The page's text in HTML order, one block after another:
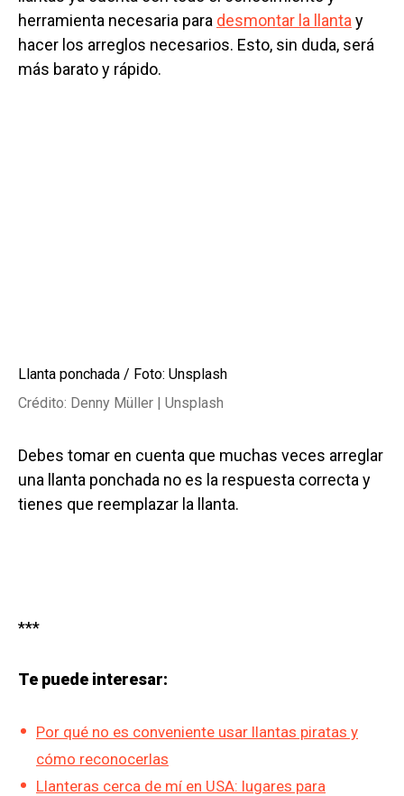
herramienta necesaria para desmontar la llanta y
hacer los arreglos necesarios. Esto, sin duda, será
más barato y rápido.
Llanta ponchada / Foto: Unsplash
Crédito: Denny Müller | Unsplash
Debes tomar en cuenta que muchas veces arreglar
una llanta ponchada no es la respuesta correcta y
tienes que reemplazar la llanta.
***
Te puede interesar:
Por qué no es conveniente usar llantas piratas y
cómo reconocerlas
Llanteras cerca de mí en USA: lugares para